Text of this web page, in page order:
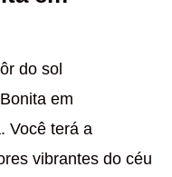
do sol
em
Você terá a
vibrantes do céu